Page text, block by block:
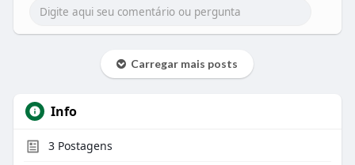
Carregar mais posts
Info
3Postagens